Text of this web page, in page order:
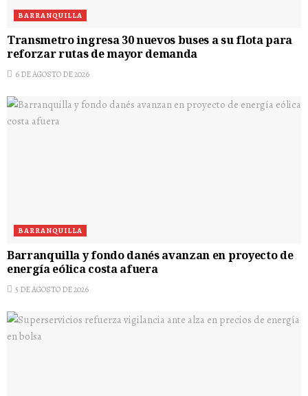
BARRANQUILLA
Transmetro ingresa 30 nuevos buses a su flota para
reforzar rutas de mayor demanda
6 DE AGOSTO DE 2026
BARRANQUILLA
Barranquilla y fondo danés avanzan en proyecto de
energía eólica costa afuera
5 DE AGOSTO DE 2026